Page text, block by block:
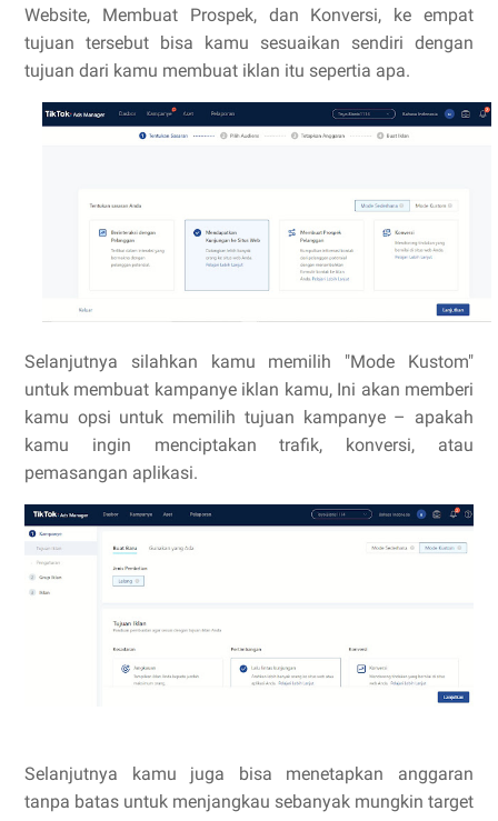
Website, Membuat Prospek, dan Konversi, ke empat
tujuan tersebut bisa kamu sesuaikan sendiri dengan
tujuan dari kamu membuat iklan itu sepertia apa.
Selanjutnya silahkan kamu memilih "Mode Kustom"
untuk membuat kampanye iklan kamu, Ini akan memberi
kamu opsi untuk memilih tujuan kampanye – apakah
kamu ingin menciptakan trafik, konversi, atau
pemasangan aplikasi.
Selanjutnya kamu juga bisa menetapkan anggaran
tanpa batas untuk menjangkau sebanyak mungkin target